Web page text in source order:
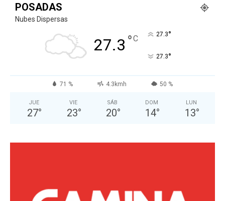
POSADAS
Nubes Dispersas
27.3 °C 27.3°
27.3°
71 % 4.3kmh 50 %
JUE
27°
VIE
23°
SÁB
20°
DOM
14°
LUN
13°